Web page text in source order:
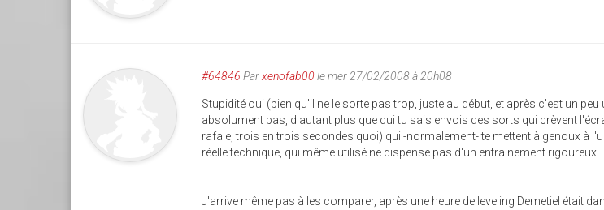
#64846 Parxenofab00 le mer 27/02/2008 à 20h08
Stupidité oui (bien qu'il ne le sorte pas trop, juste au début, et après c'est un
absolument pas, d'autant plus que qui tu sais envois des sorts qui crèvent
rafale, trois en trois secondes quoi) qui -normalement- te mettent à genoux à
réelle technique, qui même utilisé ne dispense pas d'un entrainement rigoureux.
J'arrive même pas à les comparer, après une heure de leveling Demetiel était